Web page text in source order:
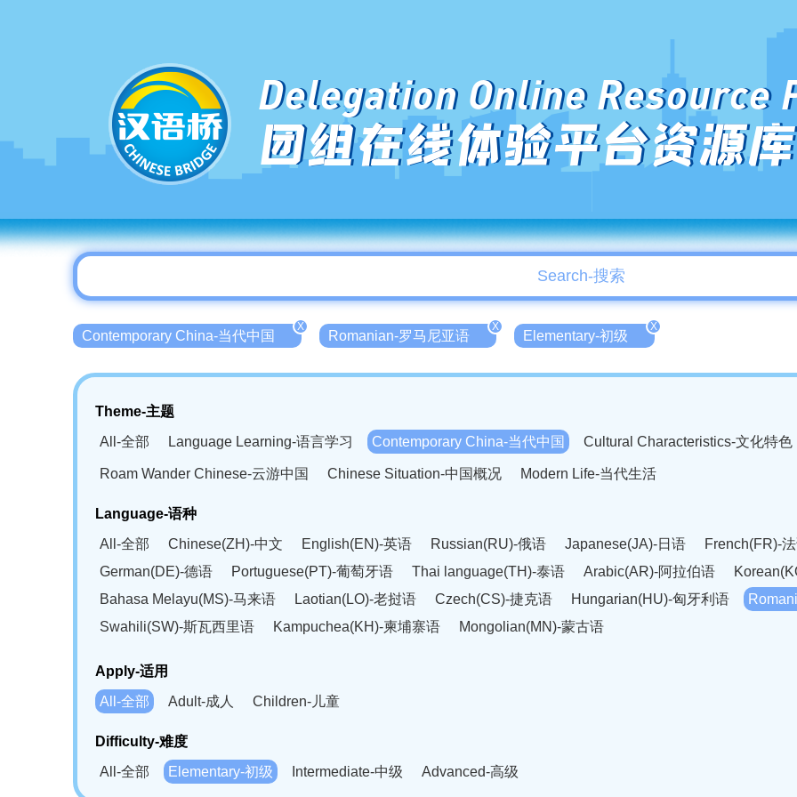
Delegation Online Resource
团组在线体验平台资源库
Contemporary China-当代中国
X
Romanian-罗马尼亚语
X
Elementary-初级
X
Theme-主题
All-全部
Language Learning-语言学习 Contemporary China-当代中国 Cultural Characteristics-文化特色
Roam Wander Chinese-云游中国 Chinese Situation-中国概况 Modern Life-当代生活
Language-语种
All-全部
Chinese(ZH)-中文 English(EN)-英语 Russian(RU)-俄语 Japanese(JA)-日语
French(FR)-
German(DE)-德语
Portuguese(PT)-葡萄牙语 Thai language(TH)-泰语 Arabic(AR)-阿拉伯语
Bahasa Melayu(MS)-马来语
Laotian(LO)-老挝语 Czech(CS)-捷克语 Hungarian(HU)-匈牙利语
Swahili(SW)-斯瓦西里语
Kampuchea(KH)-柬埔寨语 Mongolian(MN)-蒙古语
Apply-适用
All-全部
Adult-成人 Children-儿童
Difficulty-难度
All-全部
Elementary-初级 Intermediate-中级 Advanced-高级